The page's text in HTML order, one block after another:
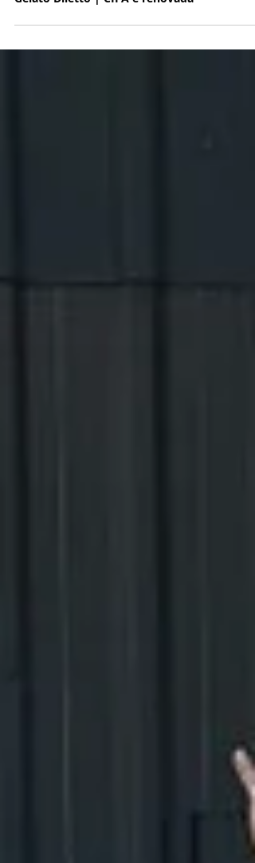
Gelato Diletto | CIPA é renovada